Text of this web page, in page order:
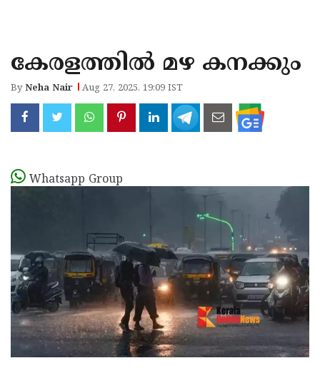
KANNUR
KASARAGOD
കേരളത്തിൽ മഴ കനക്കും
ByNeha Nair Aug 27, 2025, 19:09 IST
Whatsapp Group